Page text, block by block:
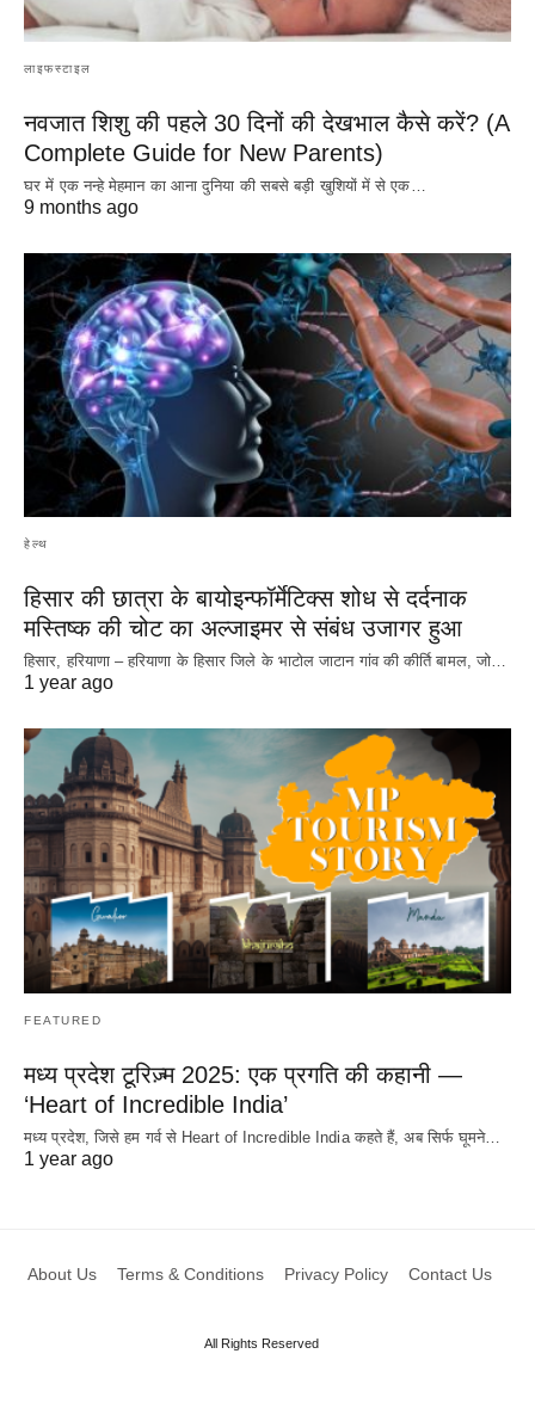
लाइफस्टाइल
नवजात शिशु की पहले 30 दिनों की देखभाल कैसे करें? (A
Complete Guide for New Parents)
घर में एक नन्हे मेहमान का आना दुनिया की सबसे बड़ी खुशियों में से एक…
9 months ago
हेल्थ
हिसार की छात्रा के बायोइन्फॉर्मेटिक्स शोध से दर्दनाक
मस्तिष्क की चोट का अल्जाइमर से संबंध उजागर हुआ
हिसार, हरियाणा – हरियाणा के हिसार जिले के भाटोल जाटान गांव की कीर्ति बामल, जो…
1 year ago
FEATURED
मध्य प्रदेश टूरिज़्म 2025: एक प्रगति की कहानी —
‘Heart of Incredible India’
मध्य प्रदेश, जिसे हम गर्व से Heart of Incredible India कहते हैं, अब सिर्फ घूमने…
1 year ago
About Us Terms & Conditions Privacy Policy Contact Us
All Rights Reserved